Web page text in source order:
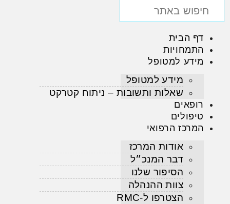
דף הבית
התמחויות
מידע למטופל
מידע למטופל
שאלות ותשובות – ניתוח קטרקט
רופאים
טיפולים
המרכז הרפואי
אודות המרכז
דבר המנכ״ל
הסיפור שלנו
צוות ההנהלה
הצטרפו ל-RMC